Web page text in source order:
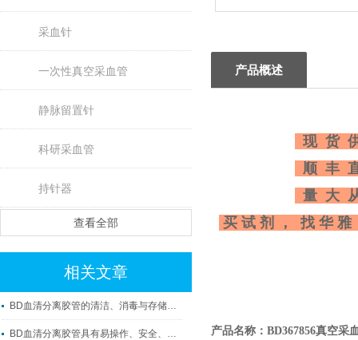
采血针
一次性真空采血管
静脉留置针
科研采血管
持针器
查看全部
相关文章
BD血清分离胶管的清洁、消毒与存储方法
BD血清分离胶管具有易操作、安全、准确及可重复性等优点
产品概述
现 货
顺 丰
量 大
买 试 剂 ， 找 华 雅
产品名称： BD367856真空采